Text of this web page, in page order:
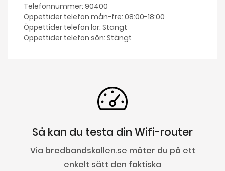
Telefonnummer: 90400
Öppettider telefon mån-fre: 08:00-18:00
Öppettider telefon lör: Stängt
Öppettider telefon sön: Stängt
Så kan du testa din Wifi-router
Via bredbandskollen.se mäter du på ett
enkelt sätt den faktiska